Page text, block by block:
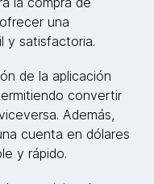
una
y satisfactoria.
de la aplicación
convertir
Además,
cuenta en dólares
y rápido.